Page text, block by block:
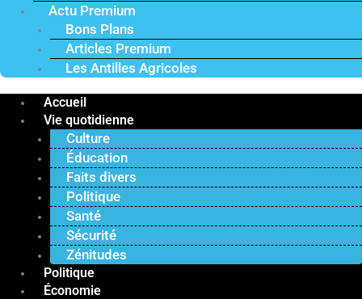
Actu Premium
Bons Plans
Articles Premium
Les Antilles Agricoles
Accueil
Vie quotidienne
Culture
Éducation
Faits divers
Politique
Santé
Sécurité
Zénitudes
Politique
Économie